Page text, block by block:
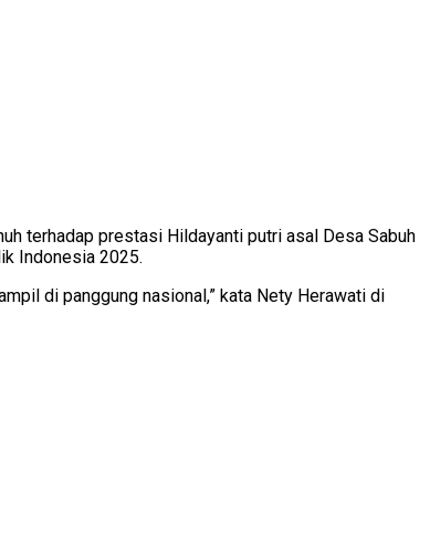
terhadap prestasi Hildayanti putri asal Desa Sabuh
Indonesia 2025.
di panggung nasional,” kata Nety Herawati di